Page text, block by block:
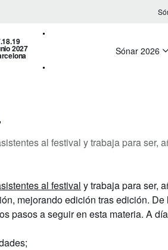
2027 Sónar 2026
al festival y trabaja para ser,
al festival y trabaja para ser,
mejorando edición tras edición. De
pasos a seguir en esta materia. A